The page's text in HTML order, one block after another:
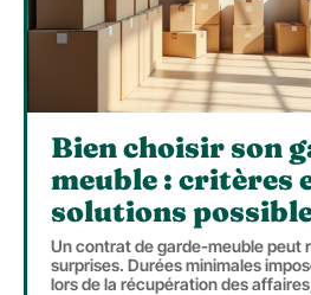
Bien choisir son
meuble : critères
solutions
Un contrat de garde-meuble peut
surprises. Durées minimales
lors de la récupération des